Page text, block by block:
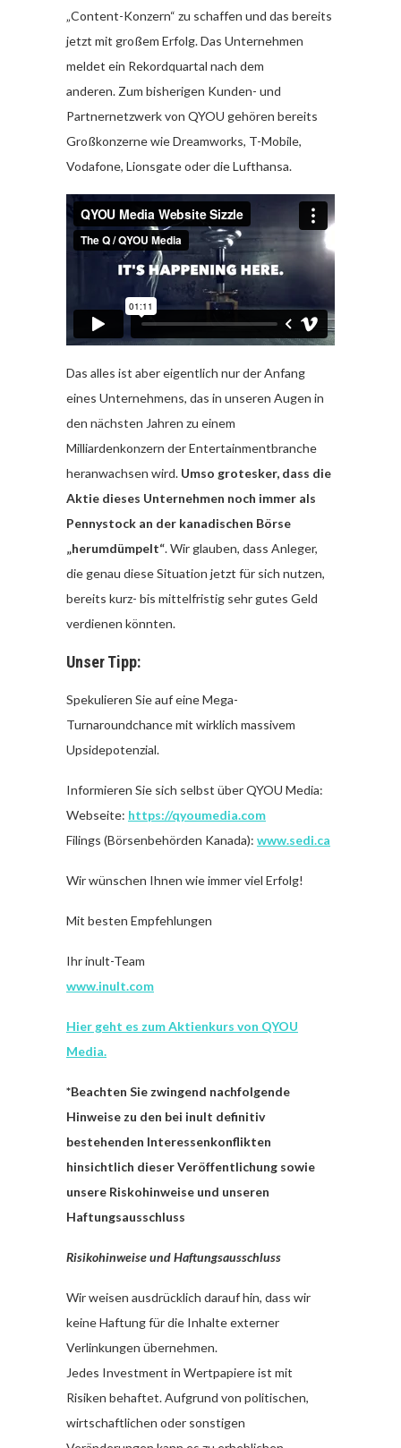
„Content-Konzern“ zu schaffen und das bereits
jetzt mit großem Erfolg. Das Unternehmen
meldet ein Rekordquartal nach dem
anderen. Zum bisherigen Kunden- und
Partnernetzwerk von QYOU gehören bereits
Großkonzerne wie Dreamworks, T-Mobile,
Vodafone, Lionsgate oder die Lufthansa.
Das alles ist aber eigentlich nur der Anfang
eines Unternehmens, das in unseren Augen in
den nächsten Jahren zu einem
Milliardenkonzern der Entertainmentbranche
heranwachsen wird. Umso grotesker, dass die
Aktie dieses Unternehmen noch immer als
Pennystock an der kanadischen Börse
„herumdümpelt“. Wir glauben, dass Anleger,
die genau diese Situation jetzt für sich nutzen,
bereits kurz- bis mittelfristig sehr gutes Geld
verdienen könnten.
Unser Tipp:
Spekulieren Sie auf eine Mega-
Turnaroundchance mit wirklich massivem
Upsidepotenzial.
Informieren Sie sich selbst über QYOU Media:
Webseite: https://qyoumedia.com
Filings (Börsenbehörden Kanada): www.sedi.ca
Wir wünschen Ihnen wie immer viel Erfolg!
Mit besten Empfehlungen
Ihr inult-Team
www.inult.com
Hier geht es zum Aktienkurs von QYOU
Media.
*Beachten Sie zwingend nachfolgende
Hinweise zu den bei inult definitiv
bestehenden Interessenkonflikten
hinsichtlich dieser Veröffentlichung sowie
unsere Riskohinweise und unseren
Haftungsausschluss
Risikohinweise und Haftungsausschluss
Wir weisen ausdrücklich darauf hin, dass wir
keine Haftung für die Inhalte externer
Verlinkungen übernehmen.
Jedes Investment in Wertpapiere ist mit
Risiken behaftet. Aufgrund von politischen,
wirtschaftlichen oder sonstigen